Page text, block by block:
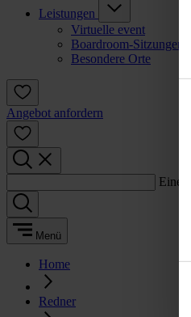
Leistungen
Virtuelle event
Boardroom-Sitzungen
Besondere Orte
Angebot anfordern
Einen
Menü
Home
Redner